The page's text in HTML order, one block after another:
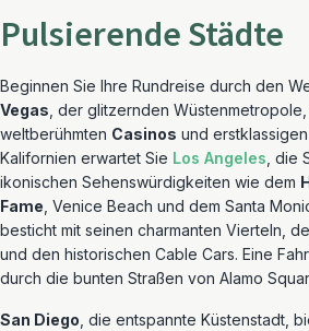
Pulsierende Städte
Beginnen Sie Ihre Rundreise durch den
Vegas , der glitzernden
weltberühmten Casinos und
Kalifornien erwartet Sie Los Angeles , die
ikonischen Sehenswürdigkeiten wie dem
Fame , Venice Beach und dem Santa
besticht mit seinen charmanten Vierteln,
und den historischen Cable Cars. Eine
durch die bunten Straßen von Alamo
San Diego , die entspannte Küstenstadt,